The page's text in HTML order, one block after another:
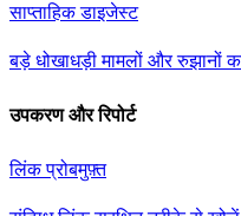
साप्ताहिक डाइजेस्ट
बड़े धोखाधड़ी मामलों और रुझानों
उपकरण और रिपोर्ट
लिंक प्रोबमुफ़्त